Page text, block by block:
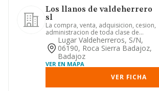
Los llanos de valdeherrero
sl
La compra, venta, adquisicion, cesion,
administracion de toda clase de
terrenos rusticos y urbanos....
Lugar Valdeherreros, S/n,
06190, Roca Sierra Badajoz,
Badajoz
VER EN MAPA
VER FICHA